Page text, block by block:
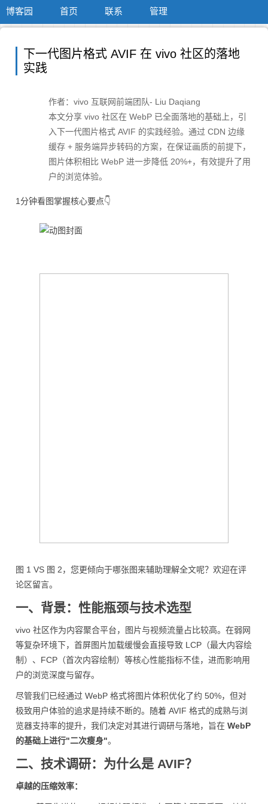
博客园 首页 联系 管理
下一代图片格式 AVIF 在 vivo 社区的落地
实践
作者：vivo 互联网前端团队- Liu Daqiang
本文分享 vivo 社区在 WebP 已全面落地的基础上，引
入下一代图片格式 AVIF 的实践经验。通过 CDN 边缘
缓存 + 服务端异步转码的方案，在保证画质的前提下，
图片体积相比 WebP 进一步降低 20%+，有效提升了用
户的浏览体验。
1分钟看图掌握核心要点👇
图 1 VS 图 2，您更倾向于哪张图来辅助理解全文呢？欢迎在评
论区留言。
一、背景：性能瓶颈与技术选型
vivo 社区作为内容聚合平台，图片与视频流量占比较高。在弱网
等复杂环境下，首屏图片加载缓慢会直接导致 LCP（最大内容绘
制）、FCP（首次内容绘制）等核心性能指标不佳，进而影响用
户的浏览深度与留存。
尽管我们已经通过 WebP 格式将图片体积优化了约 50%，但对
极致用户体验的追求是持续不断的。随着 AVIF 格式的成熟与浏
览器支持率的提升，我们决定对其进行调研与落地，旨在 WebP
的基础上进行"二次瘦身"。
二、技术调研：为什么是 AVIF？
卓越的压缩效率：